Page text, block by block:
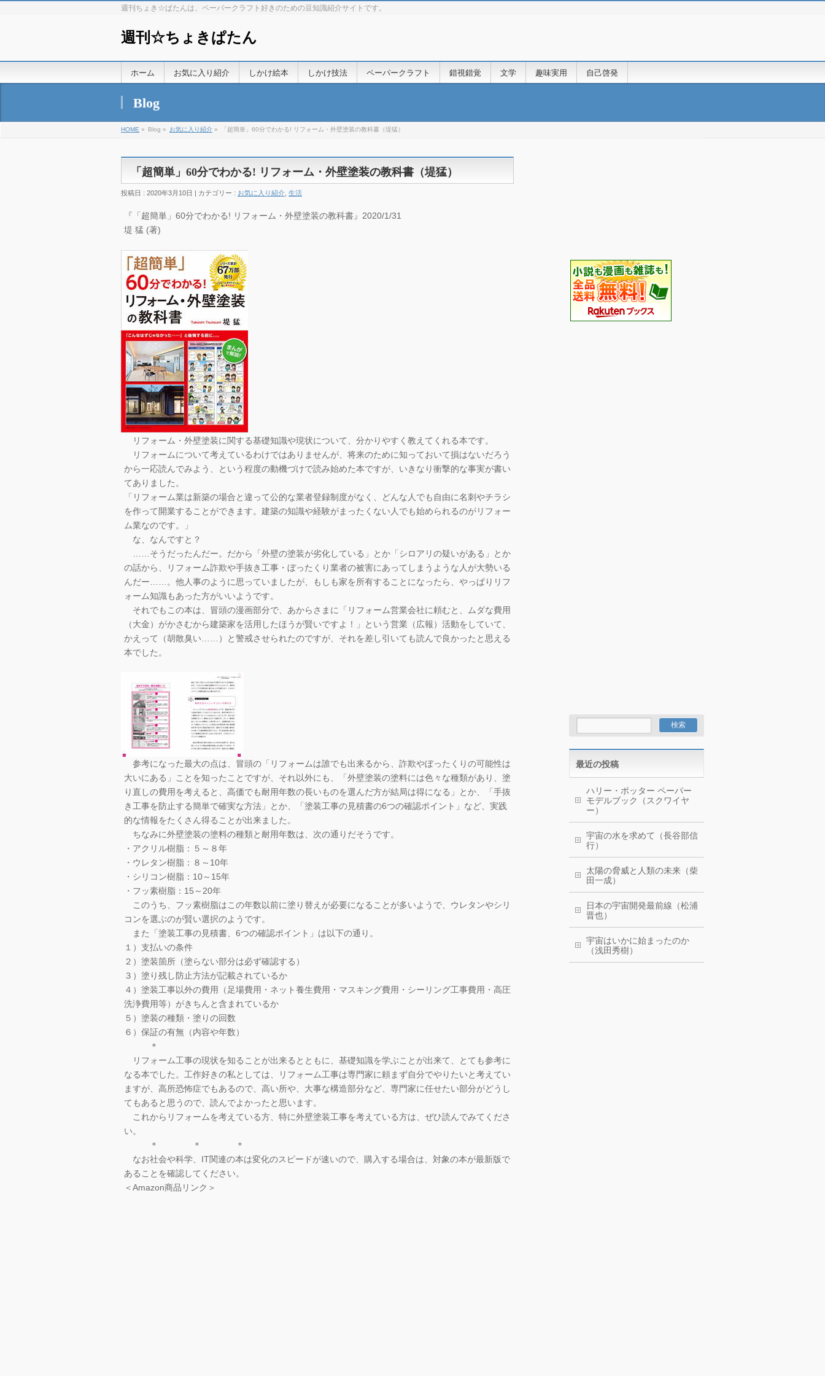
週刊ちょき☆ぱたんは、ペーパークラフト好きのための豆知識紹介サイトです。
週刊☆ちょきぱたん
ホーム お気に入り紹介 しかけ絵本 しかけ技法 ペーパークラフト 錯視錯覚 文学 趣味実用 自己啓発
Blog
HOME » Blog » お気に入り紹介 » 「超簡単」60分でわかる! リフォーム・外壁塗装の教科書（堤猛）
「超簡単」60分でわかる! リフォーム・外壁塗装の教科書（堤猛）
投稿日 : 2020年3月10日 | カテゴリー : お気に入り紹介 生活
『「超簡単」60分でわかる! リフォーム・外壁塗装の教科書』2020/1/31
堤 猛 (著)
リフォーム・外壁塗装に関する基礎知識や現状について、分かりやすく教えてくれる本です。
リフォームについて考えているわけではありませんが、将来のために知っておいて損はないだろう
から一応読んでみよう、という程度の動機づけで読み始めた本ですが、いきなり衝撃的な事実が書い
てありました。
「リフォーム業は新築の場合と違って公的な業者登録制度がなく、どんな人でも自由に名刺やチラシ
を作って開業することができます。建築の知識や経験がまったくない人でも始められるのがリフォー
ム業なのです。」
な、なんですと？
……そうだったんだー。だから「外壁の塗装が劣化している」とか「シロアリの疑いがある」とか
の話から、リフォーム詐欺や手抜き工事・ぼったくり業者の被害にあってしまうような人が大勢いる
んだー……。他人事のように思っていましたが、もしも家を所有することになったら、やっぱりリフ
ォーム知識もあった方がいいようです。
それでもこの本は、冒頭の漫画部分で、あからさまに「リフォーム営業会社に頼むと、ムダな費用
（大金）がかさむから建築家を活用したほうが賢いですよ！」という営業（広報）活動をしていて、
かえって（胡散臭い……）と警戒させられたのですが、それを差し引いても読んで良かったと思える
本でした。
参考になった最大の点は、冒頭の「リフォームは誰でも出来るから、詐欺やぼったくりの可能性は
大いにある」ことを知ったことですが、それ以外にも、「外壁塗装の塗料には色々な種類があり、塗
り直しの費用を考えると、高価でも耐用年数の長いものを選んだ方が結局は得になる」とか、「手抜
き工事を防止する簡単で確実な方法」とか、「塗装工事の見積書の6つの確認ポイント」など、実践
的な情報をたくさん得ることが出来ました。
ちなみに外壁塗装の塗料の種類と耐用年数は、次の通りだそうです。
・アクリル樹脂：５～８年
・ウレタン樹脂：８～10年
・シリコン樹脂：10～15年
・フッ素樹脂：15～20年
このうち、フッ素樹脂はこの年数以前に塗り替えが必要になることが多いようで、ウレタンやシリ
コンを選ぶのが賢い選択のようです。
また「塗装工事の見積書、6つの確認ポイント」は以下の通り。
１）支払いの条件
２）塗装箇所（塗らない部分は必ず確認する）
３）塗り残し防止方法が記載されているか
４）塗装工事以外の費用（足場費用・ネット養生費用・マスキング費用・シーリング工事費用・高圧
洗浄費用等）がきちんと含まれているか
５）塗装の種類・塗りの回数
６）保証の有無（内容や年数）
＊
リフォーム工事の現状を知ることが出来るとともに、基礎知識を学ぶことが出来て、とても参考に
なる本でした。工作好きの私としては、リフォーム工事は専門家に頼まず自分でやりたいと考えてい
ますが、高所恐怖症でもあるので、高い所や、大事な構造部分など、専門家に任せたい部分がどうし
てもあると思うので、読んでよかったと思います。
これからリフォームを考えている方、特に外壁塗装工事を考えている方は、ぜひ読んでみてくださ
い。
＊ ＊ ＊
なお社会や科学、IT関連の本は変化のスピードが速いので、購入する場合は、対象の本が最新版で
あることを確認してください。
＜Amazon商品リンク＞
最近の投稿
ハリー・ポッター ペーパー
モデルブック（スクワイヤ
ー）
宇宙の水を求めて（長谷部信
行）
太陽の脅威と人類の未来（柴
田一成）
日本の宇宙開発最前線（松浦
晋也）
宇宙はいかに始まったのか
（浅田秀樹）